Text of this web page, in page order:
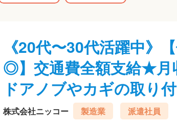
《20代〜30代活躍中》
◎】交通費全額支給★月
ドアノブやカギの取り
株式会社ニッコー 製造業 派遣社員